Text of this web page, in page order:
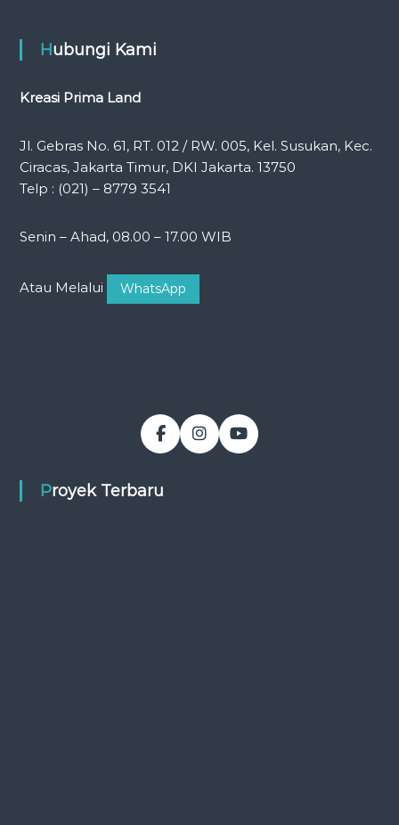
Hubungi Kami
Kreasi Prima Land
Jl. Gebras No. 61, RT. 012 / RW. 005, Kel. Susukan, Kec.
Ciracas, Jakarta Timur, DKI Jakarta. 13750
Telp : (021) – 8779 3541
Senin – Ahad, 08.00 – 17.00 WIB
Atau Melalui WhatsApp
Proyek Terbaru